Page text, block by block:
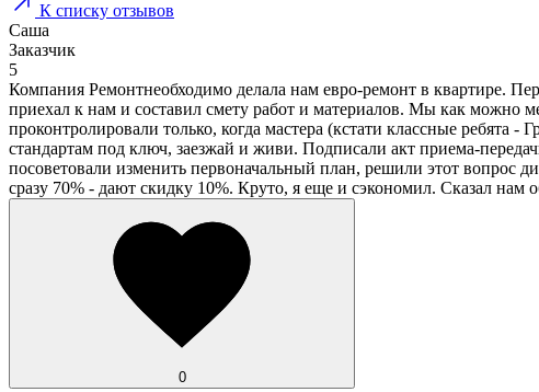
К списку отзывов
Саша
Заказчик
5
Компания Ремонтнеобходимо делала нам евро-ремонт в квартире.
приехал к нам и составил смету работ и материалов. Мы как можно
проконтролировали только, когда мастера (кстати классные
стандартам под ключ, заезжай и живи. Подписали акт приема-
посоветовали изменить первоначальный план, решили этот вопрос
сразу 70% - дают скидку 10%. Круто, я еще и сэкономил. Сказал
0